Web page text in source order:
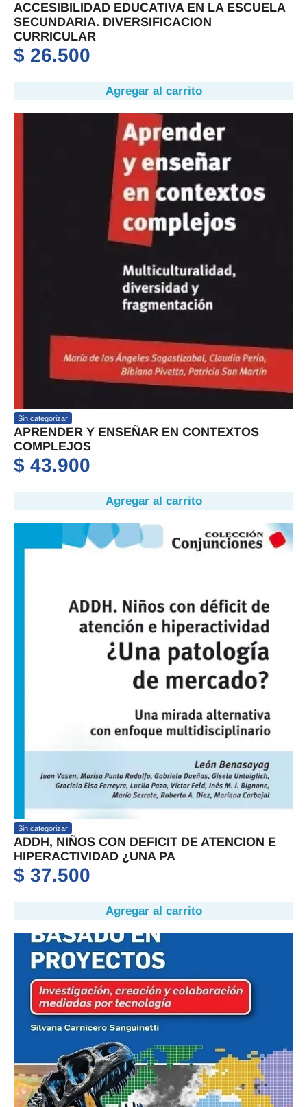
ACCESIBILIDAD EDUCATIVA EN LA ESCUELA
SECUNDARIA. DIVERSIFICACION
CURRICULAR
$ 26.500
Agregar al carrito
Sin categorizar
APRENDER Y ENSEÑAR EN CONTEXTOS
COMPLEJOS
$ 43.900
Agregar al carrito
Sin categorizar
ADDH, NIÑOS CON DEFICIT DE ATENCION E
HIPERACTIVIDAD ¿UNA PA
$ 37.500
Agregar al carrito